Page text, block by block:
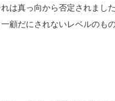
は真っ向から否定されました
顧だにされないレベルのも